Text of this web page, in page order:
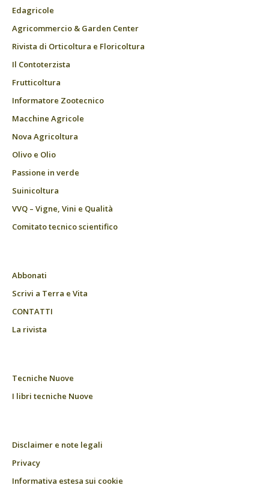
Edagricole
Agricommercio & Garden Center
Rivista di Orticoltura e Floricoltura
Il Contoterzista
Frutticoltura
Informatore Zootecnico
Macchine Agricole
Nova Agricoltura
Olivo e Olio
Passione in verde
Suinicoltura
VVQ – Vigne, Vini e Qualità
Comitato tecnico scientifico
Abbonati
Scrivi a Terra e Vita
CONTATTI
La rivista
Tecniche Nuove
I libri tecniche Nuove
Disclaimer e note legali
Privacy
Informativa estesa sui cookie